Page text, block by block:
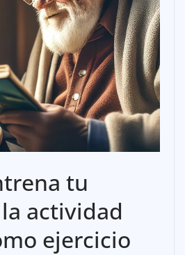
tu
actividad
ejercicio